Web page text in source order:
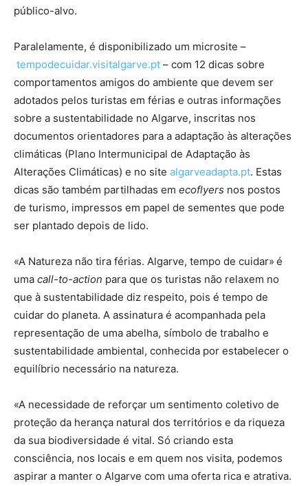
público-alvo.
Paralelamente, é disponibilizado um microsite –
tempodecuidar.visitalgarve.pt – com 12 dicas sobre
comportamentos amigos do ambiente que devem ser
adotados pelos turistas em férias e outras informações
sobre a sustentabilidade no Algarve, inscritas nos
documentos orientadores para a adaptação às alterações
climáticas (Plano Intermunicipal de Adaptação às
Alterações Climáticas) e no site algarveadapta.pt. Estas
dicas são também partilhadas em ecoflyers nos postos
de turismo, impressos em papel de sementes que pode
ser plantado depois de lido.
«A Natureza não tira férias. Algarve, tempo de cuidar» é
uma call-to-action para que os turistas não relaxem no
que à sustentabilidade diz respeito, pois é tempo de
cuidar do planeta. A assinatura é acompanhada pela
representação de uma abelha, símbolo de trabalho e
sustentabilidade ambiental, conhecida por estabelecer o
equilíbrio necessário na natureza.
«A necessidade de reforçar um sentimento coletivo de
proteção da herança natural dos territórios e da riqueza
da sua biodiversidade é vital. Só criando esta
consciência, nos locais e em quem nos visita, podemos
aspirar a manter o Algarve com uma oferta rica e atrativa.